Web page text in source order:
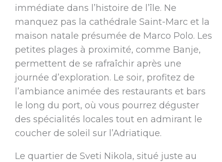
immédiate dans l’histoire de l’île. Ne
manquez pas la cathédrale Saint-Marc et la
maison natale présumée de Marco Polo. Les
petites plages à proximité, comme Banje,
permettent de se rafraîchir après une
journée d’exploration. Le soir, profitez de
l’ambiance animée des restaurants et bars
le long du port, où vous pourrez déguster
des spécialités locales tout en admirant le
coucher de soleil sur l’Adriatique.
Le quartier de Sveti Nikola, situé juste au